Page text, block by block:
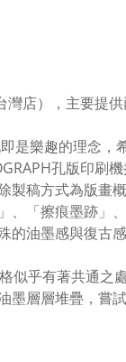
店），主要提
樂趣的理念，
孔版印刷
稿方式為版畫
、「擦痕墨跡」
油墨感與復古
似乎有著共通之
層層堆疊，嘗